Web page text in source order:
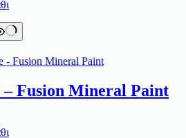
Fusion Mineral Paint